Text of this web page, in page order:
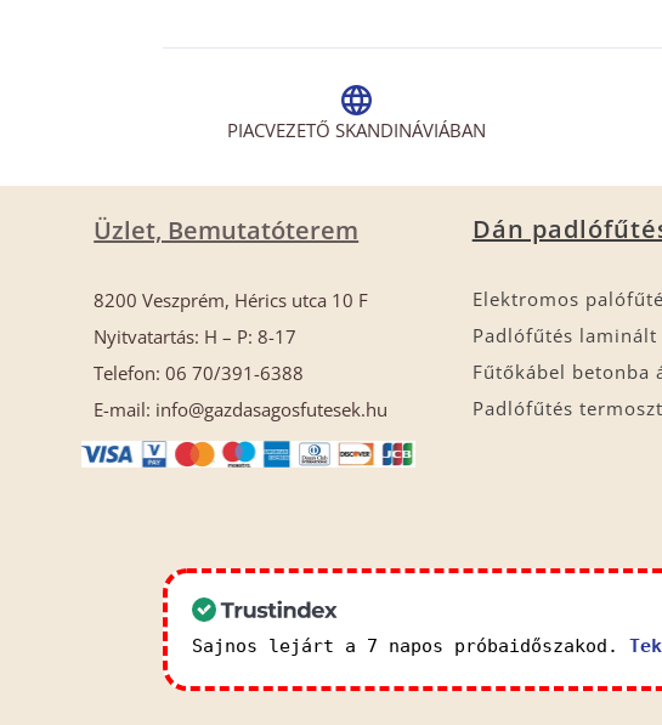
PIACVEZETŐ SKANDINÁVIÁBAN
Üzlet, Bemutatóterem
8200 Veszprém, Hérics utca 10 F
Nyitvatartás: H – P: 8-17
Telefon: 06 70/391-6388
E-mail: info@gazdasagosfutesek.hu
Dán
Elektromos
Padlófűtés
Fűtőkábel betonba
Padlófűtés
Sajnos lejárt a 7 napos próbaidőszakod.